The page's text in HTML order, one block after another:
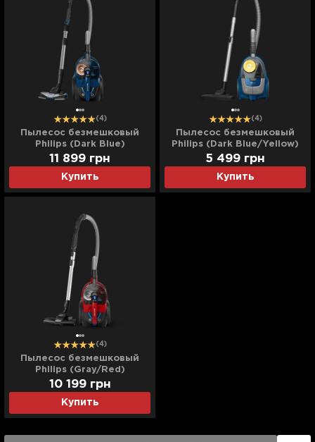
(4)
Пылесос безмешковый
Philips (Dark Blue)
(FC9745/09)
Купить
11 899 грн
(4)
Пылесос безмешковый
Philips (Dark Blue/Yellow)
(XB2125/09)
Купить
5 499 грн
(4)
Пылесос безмешковый
Philips (Gray/Red)
(FC9729/09)
Купить
10 199 грн